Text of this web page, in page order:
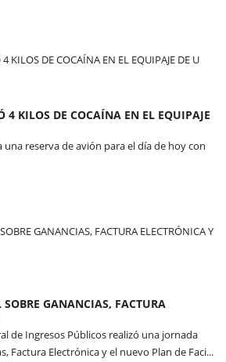
4 KILOS DE COCAÍNA EN EL EQUIPAJE
una reserva de avión para el día de hoy con
GANANCIAS, FACTURA
de Ingresos Públicos realizó una jornada
Factura Electrónica y el nuevo Plan de Faci...